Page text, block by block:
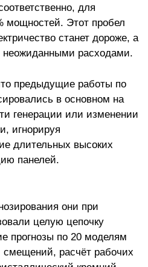
для
мощностей. Этот пробел
станет дороже, а
неожиданными расходами.
предыдущие работы по
в основном на
генерации или изменении
игнорируя
длительных высоких
панелей.
они при
целую цепочку
прогнозы по 20 моделям
смещений, расчёт рабочих